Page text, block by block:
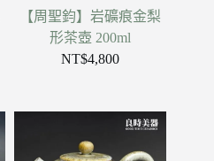
【周聖鈞】岩礦痕金梨
形茶壺 200ml
NT$4,800